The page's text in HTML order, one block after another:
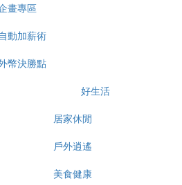
畫專區
動加薪術
幣決勝點
好生活
居家休閒
戶外逍遙
美食健康